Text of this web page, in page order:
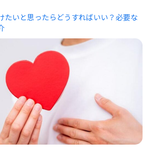
たいと思ったらどうすればいい？必要な